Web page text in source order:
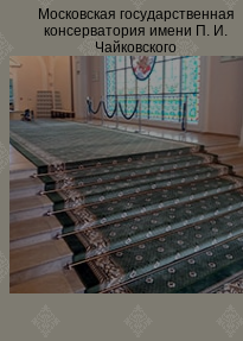
Московская государственная
консерватория имени П. И.
Чайковского